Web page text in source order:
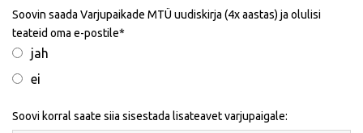
Soovin saada Varjupaikade MTÜ uudiskirja (4x aastas) ja olulisi
teateid oma e-postile
jah
ei
Soovi korral saate siia sisestada lisateavet varjupaigale: